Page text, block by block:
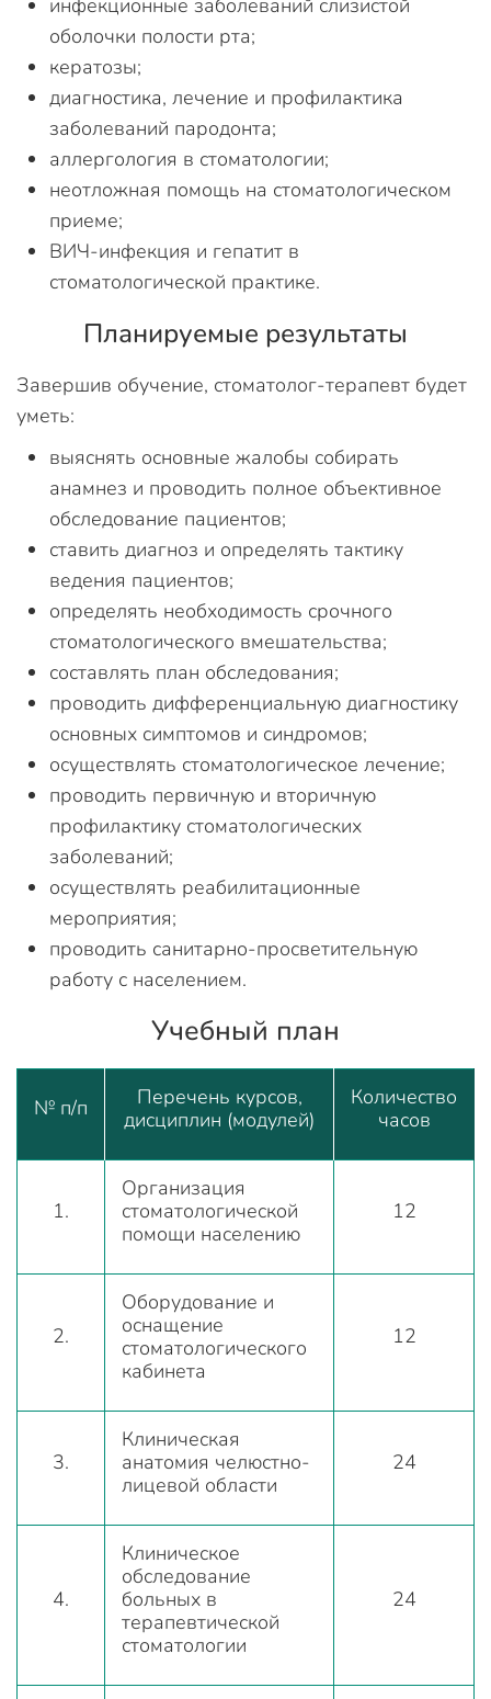
инфекционные заболеваний слизистой
оболочки полости рта;
кератозы;
диагностика, лечение и профилактика
заболеваний пародонта;
аллергология в стоматологии;
неотложная помощь на стоматологическом
приеме;
ВИЧ-инфекция и гепатит в
стоматологической практике.
Планируемые результаты
Завершив обучение, стоматолог-терапевт будет
уметь:
выяснять основные жалобы собирать
анамнез и проводить полное объективное
обследование пациентов;
ставить диагноз и определять тактику
ведения пациентов;
определять необходимость срочного
стоматологического вмешательства;
составлять план обследования;
проводить дифференциальную диагностику
основных симптомов и синдромов;
осуществлять стоматологическое лечение;
проводить первичную и вторичную
профилактику стоматологических
заболеваний;
осуществлять реабилитационные
мероприятия;
проводить санитарно-просветительную
работу с населением.
Учебный план
№ п/п
Перечень курсов,
дисциплин (модулей)
Количество
часов
1.
Организация
стоматологической
помощи населению
12
2.
Оборудование и
оснащение
стоматологического
кабинета
12
3.
Клиническая
анатомия челюстно-
лицевой области
24
4.
Клиническое
обследование
больных в
терапевтической
стоматологии
24